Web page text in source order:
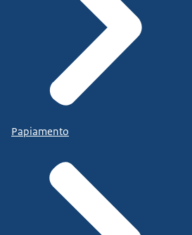
Papiamento